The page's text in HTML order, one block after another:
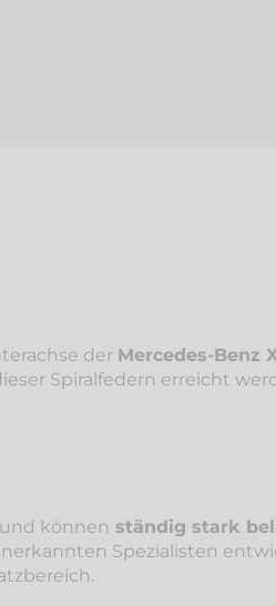
der Mercedes-Benz
Spiralfedern erreicht
und können ständig stark
Spezialisten